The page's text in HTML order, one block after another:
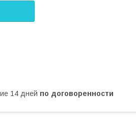
14 дней по договоренности